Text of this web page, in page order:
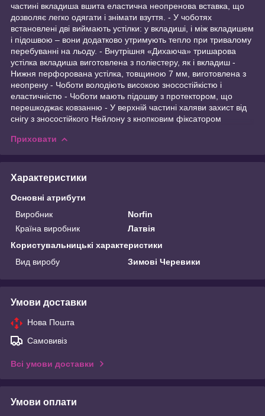
частині вкладиша вшита еластична неопренова вставка, що
дозволяє легко одягати і знімати взуття. - У чоботях
встановлені дві виймають устілки: у вкладиші, і між вкладишем
і підошвою – вони додатково утримують тепло при тривалому
перебуванні на льоду. - Внутрішня «Дихаюча» тришарова
устілка вкладиша виготовлена з поліестеру, як і вкладиш -
Нижня перфорована устілка, товщиною 7 мм, виготовлена з
неопрену - Чоботи володіють високою зносостійкістю і
еластичністю - Чоботи мають підошву з протектором, що
перешкоджає ковзанню - У верхній частині халяви захист від
снігу з зносостійкого Нейлону з кнопковим фіксатором
Приховати
Характеристики
Основні атрибути
Виробник
Norfin
Країна виробник
Латвія
Користувальницькі характеристики
Вид виробу
Зимові Черевики
Умови доставки
Нова Пошта
Самовивіз
Всі умови доставки
Умови оплати